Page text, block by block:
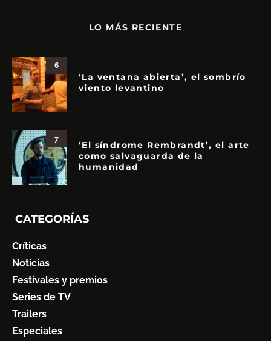
LO MÁS RECIENTE
6
‘La ventana abierta’, el sombrío
viento levantino
7
‘El síndrome Rembrandt’, el arte
como salvaguarda de la
humanidad
CATEGORÍAS
Críticas
Noticias
Festivales y premios
Series de TV
Trailers
Especiales